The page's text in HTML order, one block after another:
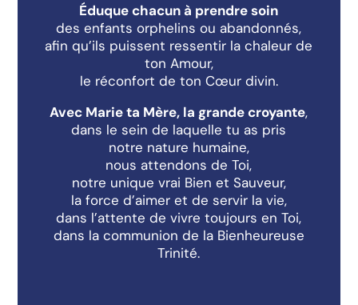
Éduque chacun à prendre soin
des enfants orphelins ou abandonnés,
afin qu’ils puissent ressentir la chaleur de
ton Amour,
le réconfort de ton Cœur divin.
Avec Marie ta Mère, la grande croyante,
dans le sein de laquelle tu as pris
notre nature humaine,
nous attendons de Toi,
notre unique vrai Bien et Sauveur,
la force d’aimer et de servir la vie,
dans l’attente de vivre toujours en Toi,
dans la communion de la Bienheureuse
Trinité.